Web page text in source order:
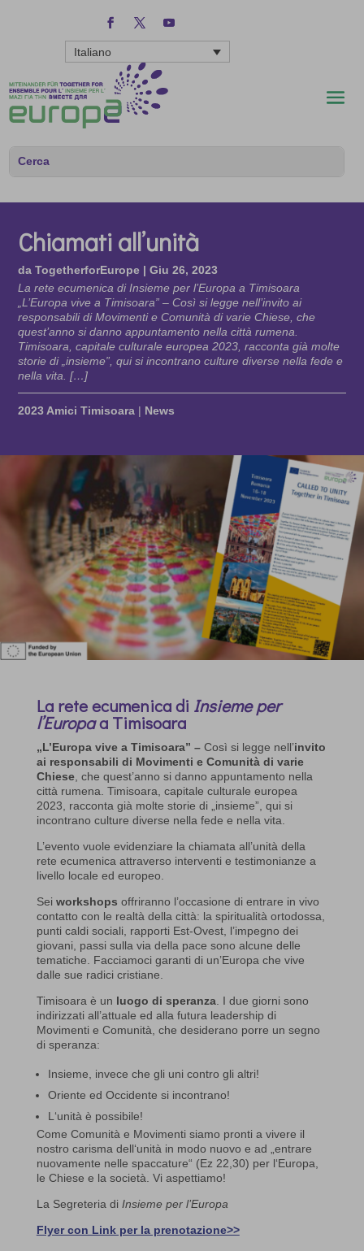
Italiano
Chiamati all’unità
daTogetherforEurope |Giu 26, 2023
La rete ecumenica di Insieme per l’Europa a Timisoara
„L’Europa vive a Timisoara” – Così si legge nell’invito ai
responsabili di Movimenti e Comunità di varie Chiese, che
quest’anno si danno appuntamento nella città rumena.
Timisoara, capitale culturale europea 2023, racconta già molte
storie di „insieme”, qui si incontrano culture diverse nella fede e
nella vita. […]
2023 Amici Timisoara | News
La rete ecumenica di Insieme per
l’Europaa Timisoara
„L’Europa vive a Timisoara” – Così si legge nell’invito
ai responsabili di Movimenti e Comunità di varie
Chiese, che quest’anno si danno appuntamento nella
città rumena. Timisoara, capitale culturale europea
2023, racconta già molte storie di „insieme”, qui si
incontrano culture diverse nella fede e nella vita.
L’evento vuole evidenziare la chiamata all’unità della
rete ecumenica attraverso interventi e testimonianze a
livello locale ed europeo.
Sei workshops offriranno l’occasione di entrare in vivo
contatto con le realtà della città: la spiritualità ortodossa,
punti caldi sociali, rapporti Est-Ovest, l’impegno dei
giovani, passi sulla via della pace sono alcune delle
tematiche. Facciamoci garanti di un’Europa che vive
dalle sue radici cristiane.
Timisoara è un luogo di speranza. I due giorni sono
indirizzati all’attuale ed alla futura leadership di
Movimenti e Comunità, che desiderano porre un segno
di speranza:
Insieme, invece che gli uni contro gli altri!
Oriente ed Occidente si incontrano!
L‘unità è possibile!
Come Comunità e Movimenti siamo pronti a vivere il
nostro carisma dell‘unità in modo nuovo e ad „entrare
nuovamente nelle spaccature“ (Ez 22,30) per l‘Europa,
le Chiese e la società. Vi aspettiamo!
La Segreteria di Insieme per l’Europa
Flyer con Link per la prenotazione>>